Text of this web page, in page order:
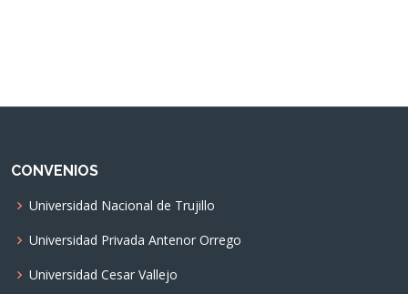
CONVENIOS
Universidad Nacional de Trujillo
Universidad Privada Antenor Orrego
Universidad Cesar Vallejo